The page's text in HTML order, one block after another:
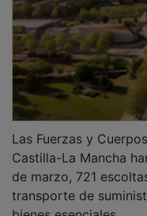
Las Fuerzas y
Castilla-La Mancha
de marzo, 721
transporte de